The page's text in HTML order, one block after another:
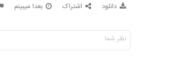
دانلود اشتراک بعدا میبینم